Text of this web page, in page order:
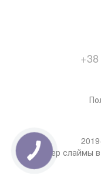
Супер слаймы